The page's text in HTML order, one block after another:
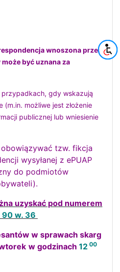
wnoszona przez
może być uznana za
gdy wskazują
możliwe jest złożenie
publicznej lub wniesienie
tzw. fikcja
wysyłanej z ePUAP
do podmiotów
uzyskać pod numerem
90 w. 36
w sprawach skarg
w godzinach 12 00